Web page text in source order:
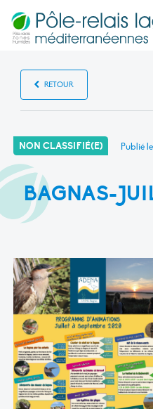
RETOUR
NON CLASSIFIÉ(E) Publié le
BAGNAS-